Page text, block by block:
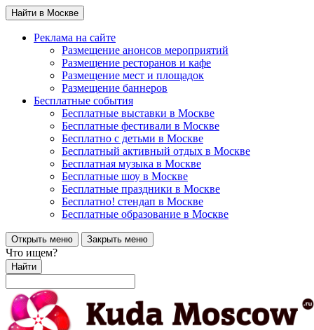
Найти в Москве
Реклама на сайте
Размещение анонсов мероприятий
Размещение ресторанов и кафе
Размещение мест и площадок
Размещение баннеров
Бесплатные события
Бесплатные выставки в Москве
Бесплатные фестивали в Москве
Бесплатно с детьми в Москве
Бесплатный активный отдых в Москве
Бесплатная музыка в Москве
Бесплатные шоу в Москве
Бесплатные праздники в Москве
Бесплатно! стендап в Москве
Бесплатные образование в Москве
Открыть меню Закрыть меню
Что ищем?
Найти